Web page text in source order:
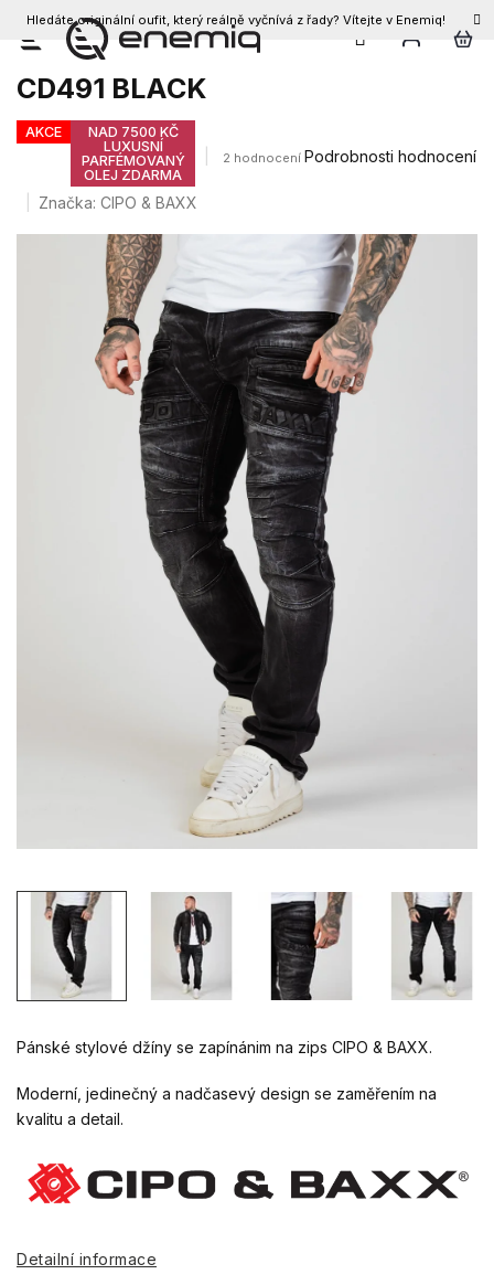
Přejít
obsah
Hledáte originální oufit, který reálně vyčnívá z řady? Vítejte v Enemiq!
CZK
Pánské džíny CIPO & BAXX
CD491 BLACK
AKCE
NAD 7500 KČ
LUXUSNÍ
PARFÉMOVANÝ
OLEJ ZDARMA
Průměrné
4,0
2 hodnocení Podrobnosti hodnocení
Značka:CIPO & BAXX
Pánské stylové džíny se zapínánim na zips CIPO & BAXX.
Moderní, jedinečný a nadčasevý design se zaměřením na
kvalitu a detail.
Detailní informace